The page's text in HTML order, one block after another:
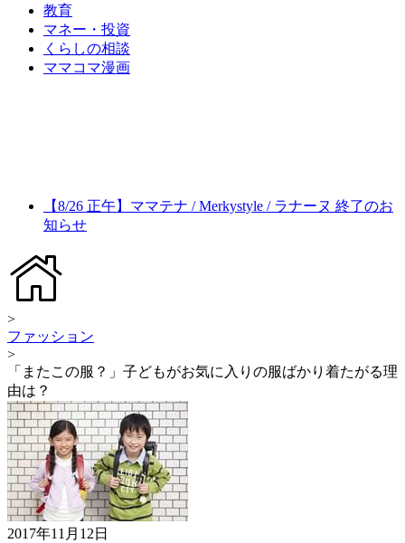
教育
マネー・投資
くらしの相談
ママコマ漫画
【8/26 正午】ママテナ / Merkystyle / ラナーヌ 終了のお
知らせ
>
ファッション
>
「またこの服？」子どもがお気に入りの服ばかり着たがる理
由は？
2017年11月12日